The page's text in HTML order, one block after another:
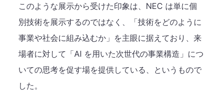
このような展示から受けた印象は、NEC は単に個
別技術を展示するのではなく、「技術をどのように
事業や社会に組み込むか」を主眼に据えており、来
場者に対して「AI を用いた次世代の事業構造」につ
いての思考を促す場を提供している、というもので
した。